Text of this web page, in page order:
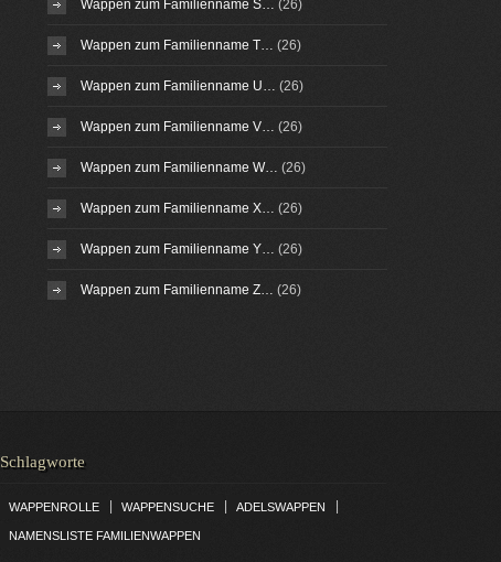
Wappen zum Familienname S… (26)
Wappen zum Familienname T… (26)
Wappen zum Familienname U… (26)
Wappen zum Familienname V… (26)
Wappen zum Familienname W… (26)
Wappen zum Familienname X… (26)
Wappen zum Familienname Y… (26)
Wappen zum Familienname Z… (26)
Schlagworte
WAPPENROLLE WAPPENSUCHE ADELSWAPPEN
NAMENSLISTE FAMILIENWAPPEN